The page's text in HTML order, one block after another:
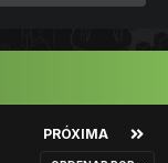
PRÓXIMA